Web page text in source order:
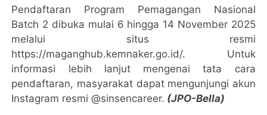
Pendaftaran Program Pemagangan Nasional
Batch 2 dibuka mulai 6 hingga 14 November 2025
melalui situs resmi
https://maganghub.kemnaker.go.id/. Untuk
informasi lebih lanjut mengenai tata cara
pendaftaran, masyarakat dapat mengunjungi akun
Instagram resmi @sinsencareer. (JPO-Bella)